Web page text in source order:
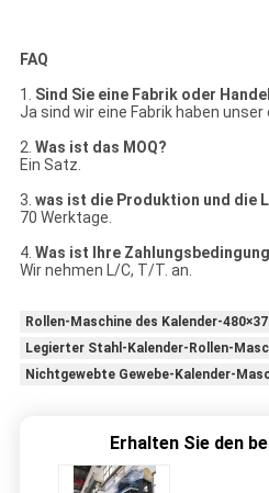
FAQ
1. Sind Sie eine Fabrik oder
Ja sind wir eine Fabrik haben unser
2. Was ist das MOQ?
Ein Satz.
3. was ist die Produktion und die
70 Werktage.
4. Was ist Ihre
Wir nehmen L/C, T/T. an.
Rollen-Maschine des Kalender-
Legierter Stahl-Kalender-Rollen-
Nichtgewebte Gewebe-Kalender-
Erhalten Sie den